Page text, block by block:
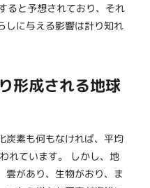
と予想されており、それ
しに与える影響は計り知れ
形成される地球
炭素も何もなければ、平均
れています。 しかし、地
雲があり、生物がおり、ま